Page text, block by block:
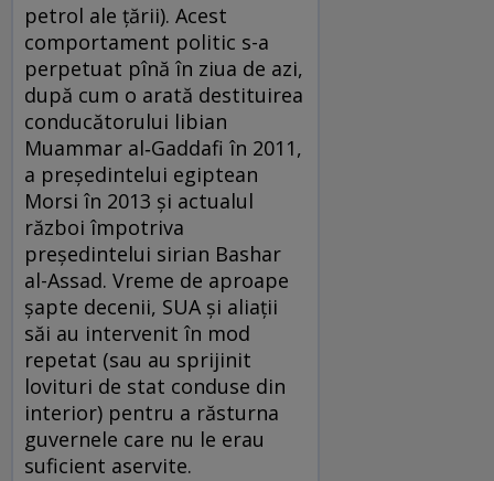
petrol ale țării). Acest
comportament politic s-a
perpetuat pînă în ziua de azi,
după cum o arată destituirea
conducătorului libian
Muammar al‑Gaddafi în 2011,
a președintelui egiptean
Morsi în 2013 și actualul
război împotriva
președintelui sirian Bashar
al-Assad. Vreme de aproape
șapte decenii, SUA și aliații
săi au intervenit în mod
repetat (sau au sprijinit
lovituri de stat conduse din
interior) pentru a răsturna
guvernele care nu le erau
suficient aservite.